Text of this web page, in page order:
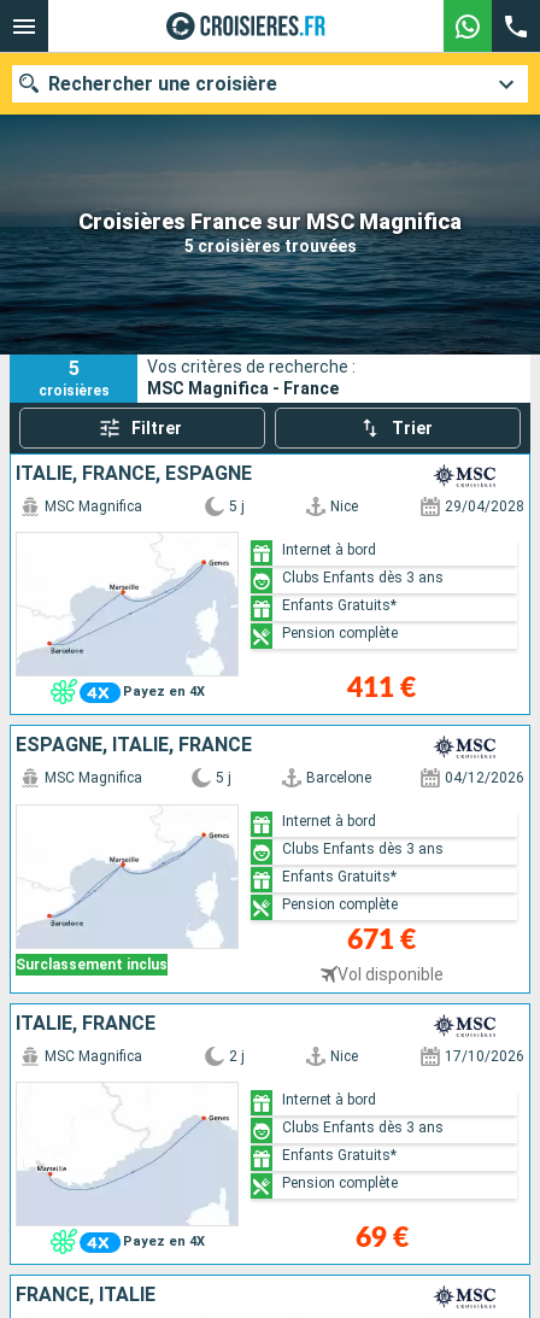
Croisières France sur MSC Magnifica
5 croisières trouvées
Rechercher une croisière
Nos destinations
Mois de départ
Ports Compagnies
Rechercher
5
croisières
Vos critères de recherche :
MSC Magnifica - France
Filtrer Trier
ITALIE, FRANCE, ESPAGNE
Payez en 4X
MSC Magnifica 5 j Nice 29/04/2028
411 €
Internet à bord
Clubs Enfants dès 3 ans
Enfants Gratuits*
Pension complète
ESPAGNE, ITALIE, FRANCE
Surclassement inclus
MSC Magnifica 5 j Barcelone 04/12/2026
671 €
Vol disponible
Internet à bord
Clubs Enfants dès 3 ans
Enfants Gratuits*
Pension complète
ITALIE, FRANCE
Payez en 4X
MSC Magnifica 2 j Nice 17/10/2026
69 €
Internet à bord
Clubs Enfants dès 3 ans
Enfants Gratuits*
Pension complète
FRANCE, ITALIE